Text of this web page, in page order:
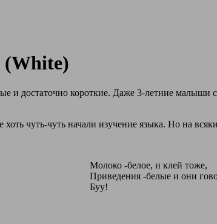
(White)
и достаточно короткие. Даже 3-летние малыши
чуть-чуть начали изучение языка. Но на
Молоко -белое, и клей тоже,
Приведения -белые и они
Буу!